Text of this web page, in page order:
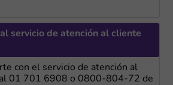
servicio de atención al cliente
con el servicio de atención al
01 701 6908 o 0800-804-72 de